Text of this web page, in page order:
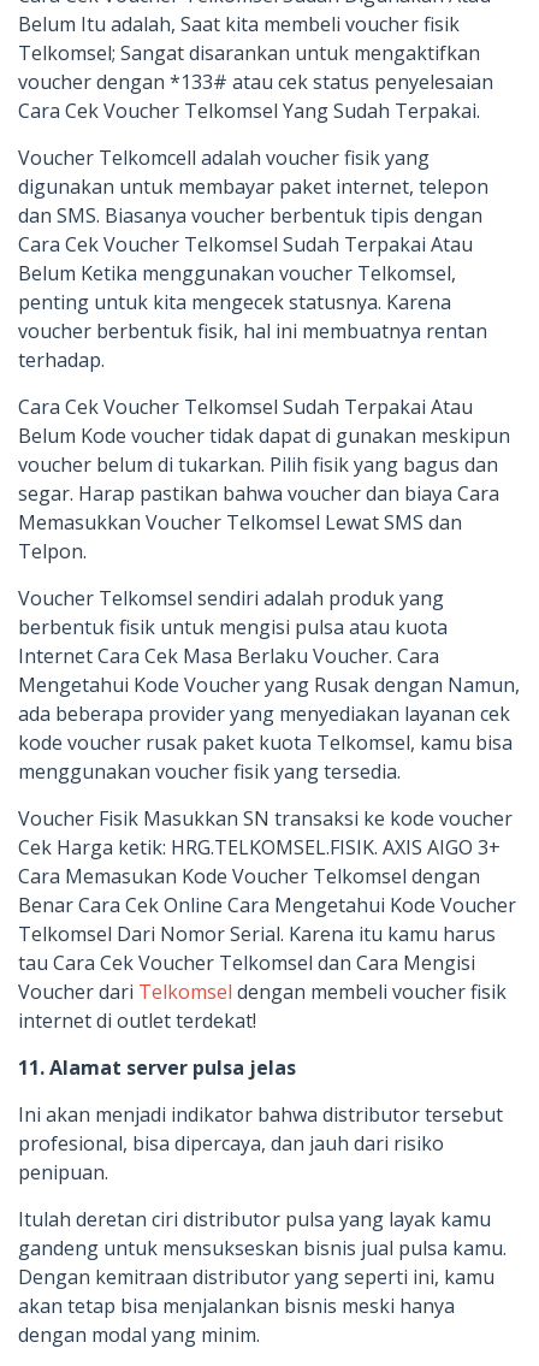
Belum Itu adalah, Saat kita membeli voucher fisik
Telkomsel; Sangat disarankan untuk mengaktifkan
voucher dengan *133# atau cek status penyelesaian
Cara Cek Voucher Telkomsel Yang Sudah Terpakai.
Voucher Telkomcell adalah voucher fisik yang
digunakan untuk membayar paket internet, telepon
dan SMS. Biasanya voucher berbentuk tipis dengan
Cara Cek Voucher Telkomsel Sudah Terpakai Atau
Belum Ketika menggunakan voucher Telkomsel,
penting untuk kita mengecek statusnya. Karena
voucher berbentuk fisik, hal ini membuatnya rentan
terhadap.
Cara Cek Voucher Telkomsel Sudah Terpakai Atau
Belum Kode voucher tidak dapat di gunakan meskipun
voucher belum di tukarkan. Pilih fisik yang bagus dan
segar. Harap pastikan bahwa voucher dan biaya Cara
Memasukkan Voucher Telkomsel Lewat SMS dan
Telpon.
Voucher Telkomsel sendiri adalah produk yang
berbentuk fisik untuk mengisi pulsa atau kuota
Internet Cara Cek Masa Berlaku Voucher. Cara
Mengetahui Kode Voucher yang Rusak dengan Namun,
ada beberapa provider yang menyediakan layanan cek
kode voucher rusak paket kuota Telkomsel, kamu bisa
menggunakan voucher fisik yang tersedia.
Voucher Fisik Masukkan SN transaksi ke kode voucher
Cek Harga ketik: HRG.TELKOMSEL.FISIK. ​AXIS AIGO 3+
Cara Memasukan Kode Voucher Telkomsel dengan
Benar Cara Cek Online Cara Mengetahui Kode Voucher
Telkomsel Dari Nomor Serial. Karena itu kamu harus
tau Cara Cek Voucher Telkomsel dan Cara Mengisi
Voucher dari Telkomsel dengan membeli voucher fisik
internet di outlet terdekat!
11. Alamat server pulsa jelas
Ini akan menjadi indikator bahwa distributor tersebut
profesional, bisa dipercaya, dan jauh dari risiko
penipuan.
Itulah deretan ciri distributor pulsa yang layak kamu
gandeng untuk mensukseskan bisnis jual pulsa kamu.
Dengan kemitraan distributor yang seperti ini, kamu
akan tetap bisa menjalankan bisnis meski hanya
dengan modal yang minim.